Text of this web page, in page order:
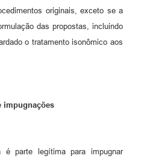
originais, exceto se a
das propostas, incluindo
o tratamento isonômico aos
impugnações
é parte legítima para impugnar